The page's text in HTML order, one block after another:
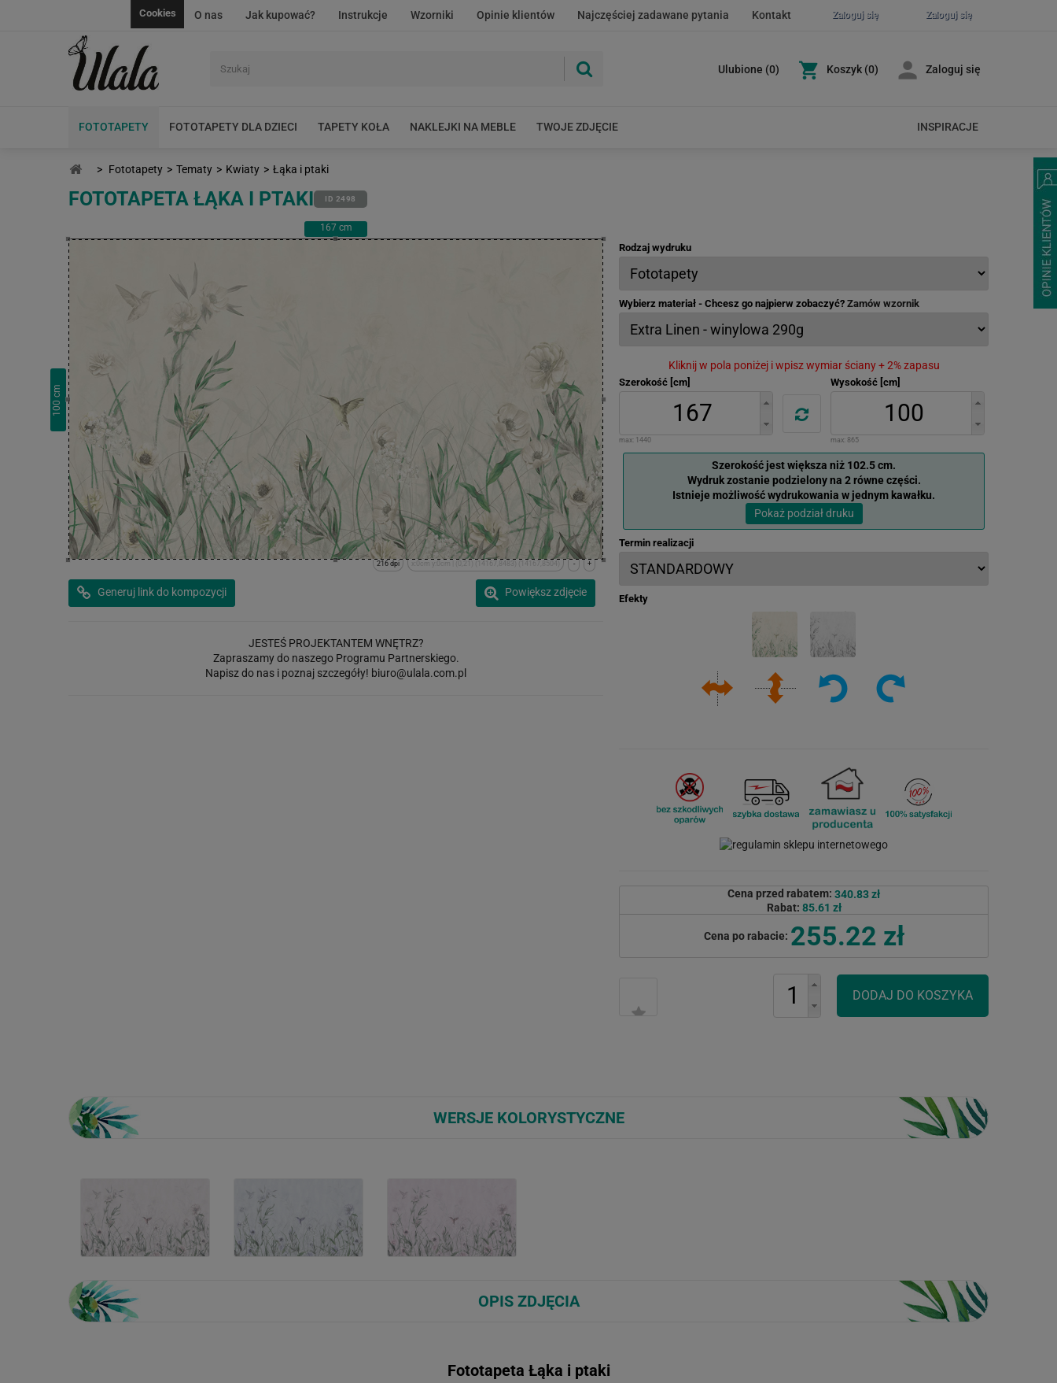
Zaloguj się
Zaloguj się
O nas Jak kupować? Instrukcje Wzorniki Opinie klientów Najczęściej zadawane pytania Kontakt
Cookies
Ulubione (0) Koszyk (0) Zaloguj się
FOTOTAPETY FOTOTAPETY DLA DZIECI TAPETY KOŁA NAKLEJKI NA MEBLE TWOJE ZDJĘCIE INSPIRACJE
> Fototapety > Tematy > Kwiaty > Łąka i ptaki
FOTOTAPETA ŁĄKA I PTAKI ID 2498
167 cm
100
cm
+
-
x:0cm y:0cm | (0,21) (14167,8483) (14167,8504)
216 dpi
Powiększ zdjęcie
Generuj link do kompozycji
JESTEŚ PROJEKTANTEM WNĘTRZ?
Zapraszamy do naszego Programu Partnerskiego.
Napisz do nas i poznaj szczegóły! biuro@ulala.com.pl
Rodzaj wydruku
Wybierz materiał - Chcesz go najpierw zobaczyć? Zamów wzornik
Kliknij w pola poniżej i wpisz wymiar ściany + 2% zapasu
Szerokość [cm]
max: 1440
Wysokość [cm]
max: 865
Szerokość jest większa niż 102.5 cm.
Wydruk zostanie podzielony na 2 równe części.
Istnieje możliwość wydrukowania w jednym kawałku.
Pokaż podział druku
Termin realizacji
Efekty
Cena przed rabatem: 340.83 zł
Rabat: 85.61 zł
Cena po rabacie: 255.22 zł
WERSJE KOLORYSTYCZNE
OPIS ZDJĘCIA
Fototapeta Łąka i ptaki